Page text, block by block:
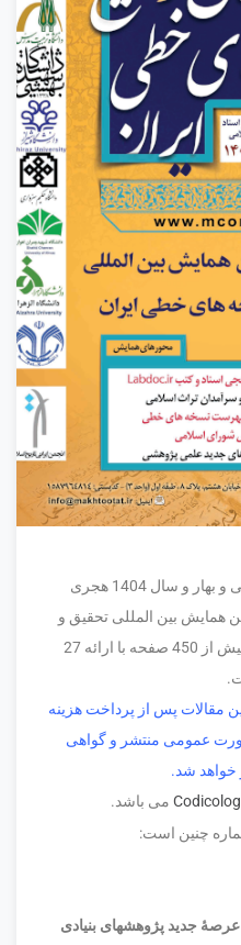
همزمان با فرارسیدن نوروز باستانی و بهار و سال 1404 هجری
همایش بین المللی تحقیق و
تصحیح نسخه های خطی ایران در بیش از 450 صفحه با ارائه 27
مقالات پس از پرداخت هزینه
عمومی منتشر و گواهی
خواهد شد.
می باشد.
چنین است:
جدید پژوهشهای بنیادی